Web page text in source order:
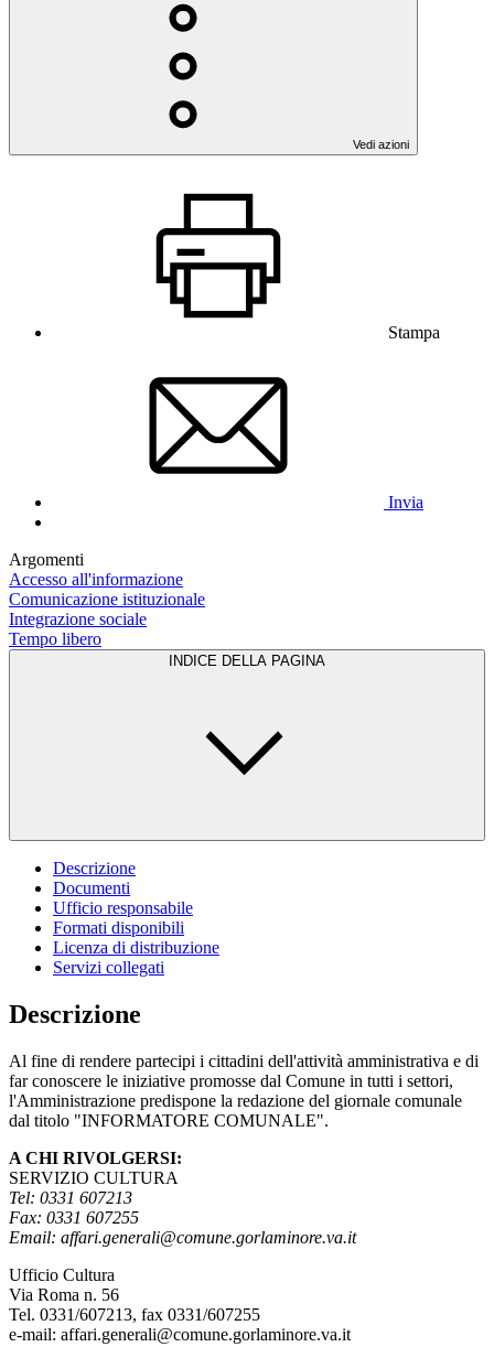
Vedi azioni
Stampa
Invia
Argomenti
Accesso all'informazione
Comunicazione istituzionale
Integrazione sociale
Tempo libero
INDICE DELLA PAGINA
Descrizione
Documenti
Ufficio responsabile
Formati disponibili
Licenza di distribuzione
Servizi collegati
Descrizione
Al fine di rendere partecipi i cittadini dell'attività amministrativa e di
far conoscere le iniziative promosse dal Comune in tutti i settori,
l'Amministrazione predispone la redazione del giornale comunale
dal titolo "INFORMATORE COMUNALE".
A CHI RIVOLGERSI:
SERVIZIO CULTURA
Tel: 0331 607213
Fax: 0331 607255
Email: affari.generali@comune.gorlaminore.va.it
Ufficio Cultura
Via Roma n. 56
Tel. 0331/607213, fax 0331/607255
e-mail: affari.generali@comune.gorlaminore.va.it